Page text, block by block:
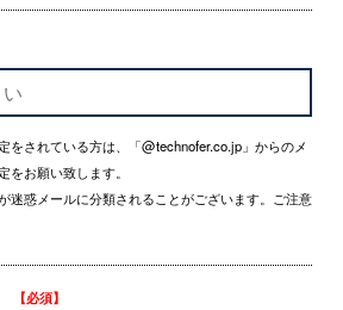
をされている方は、「@technofer.co.jp」からのメ
をお願い致します。
迷惑メールに分類されることがございます。ご注意
【必須】